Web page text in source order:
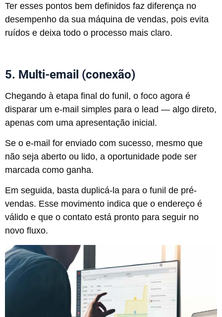
Ter esses pontos bem definidos faz diferença no
desempenho da sua máquina de vendas, pois evita
ruídos e deixa todo o processo mais claro.
5. Multi-email (conexão)
Chegando à etapa final do funil, o foco agora é
disparar um e-mail simples para o lead — algo direto,
apenas com uma apresentação inicial.
Se o e-mail for enviado com sucesso, mesmo que
não seja aberto ou lido, a oportunidade pode ser
marcada como ganha.
Em seguida, basta duplicá-la para o funil de pré-
vendas. Esse movimento indica que o endereço é
válido e que o contato está pronto para seguir no
novo fluxo.